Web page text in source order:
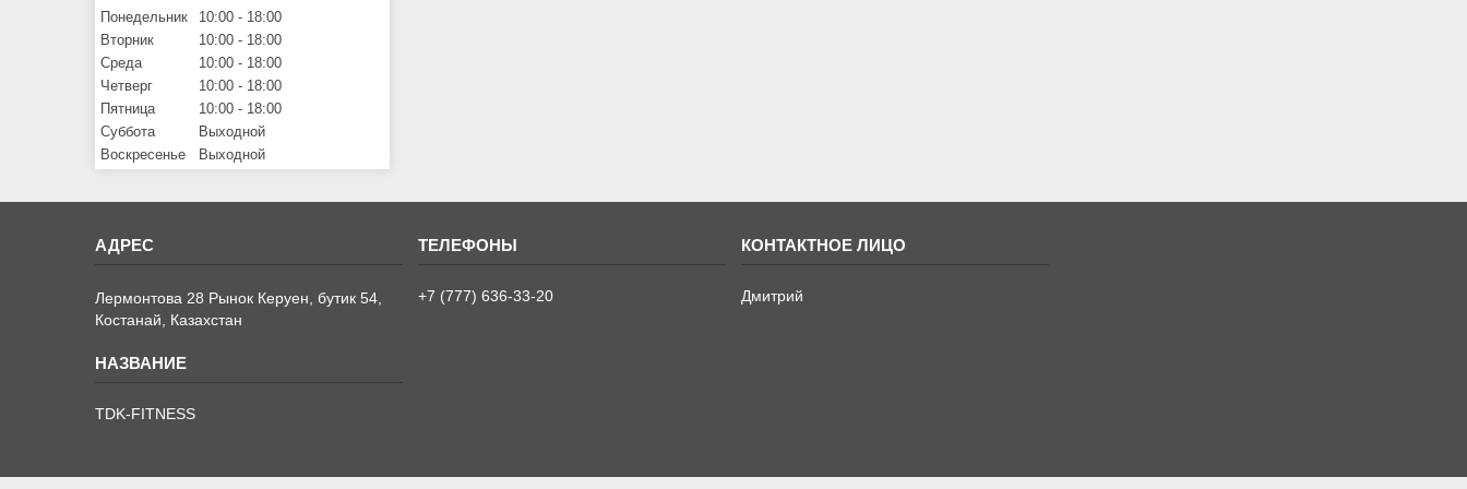
Понедельник 10:00
18:00
Вторник
10:00
18:00
Среда
10:00
18:00
Четверг
10:00
18:00
Пятница
10:00
18:00
Суббота
Выходной
Воскресенье
Выходной
Лермонтова 28 Рынок Керуен, бутик 54,
Костанай, Казахстан
TDK-FITNESS
+7 (777) 636-33-20 Дмитрий